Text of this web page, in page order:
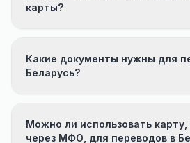
карты?
Какие документы нужны для
Беларусь?
Можно ли использовать
через МФО, для переводов в